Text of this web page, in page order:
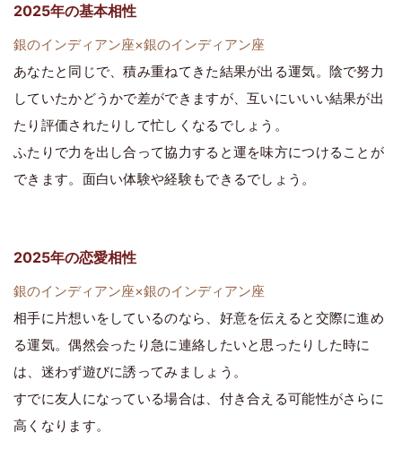
2025年の基本相性
銀のインディアン座×銀のインディアン座
あなたと同じで、積み重ねてきた結果が出る運気。陰で努力
していたかどうかで差ができますが、互いにいいい結果が出
たり評価されたりして忙しくなるでしょう。
ふたりで力を出し合って協力すると運を味方につけることが
できます。面白い体験や経験もできるでしょう。
2025年の恋愛相性
銀のインディアン座×銀のインディアン座
相手に片想いをしているのなら、好意を伝えると交際に進め
る運気。偶然会ったり急に連絡したいと思ったりした時に
は、迷わず遊びに誘ってみましょう。
すでに友人になっている場合は、付き合える可能性がさらに
高くなります。